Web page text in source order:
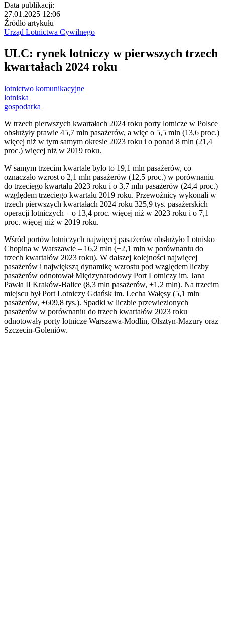
Data publikacji:
27.01.2025 12:06
Źródło artykułu
Urząd Lotnictwa Cywilnego
ULC: rynek lotniczy w pierwszych trzech
kwartałach 2024 roku
lotnictwo komunikacyjne
lotniska
gospodarka
W trzech pierwszych kwartałach 2024 roku porty lotnicze w Polsce
obsłużyły prawie 45,7 mln pasażerów, a więc o 5,5 mln (13,6 proc.)
więcej niż w tym samym okresie 2023 roku i o ponad 8 mln (21,4
proc.) więcej niż w 2019 roku.
W samym trzecim kwartale było to 19,1 mln pasażerów, co
oznaczało wzrost o 2,1 mln pasażerów (12,5 proc.) w porównaniu
do trzeciego kwartału 2023 roku i o 3,7 mln pasażerów (24,4 proc.)
względem trzeciego kwartału 2019 roku. Przewoźnicy wykonali w
trzech pierwszych kwartałach 2024 roku 325,9 tys. pasażerskich
operacji lotniczych – o 13,4 proc. więcej niż w 2023 roku i o 7,1
proc. więcej niż w 2019 roku.
Wśród portów lotniczych najwięcej pasażerów obsłużyło Lotnisko
Chopina w Warszawie – 16,2 mln (+2,1 mln w porównaniu do
trzech kwartałów 2023 roku). W dalszej kolejności najwięcej
pasażerów i największą dynamikę wzrostu pod względem liczby
pasażerów odnotował Międzynarodowy Port Lotniczy im. Jana
Pawła II Kraków-Balice (8,3 mln pasażerów, +1,2 mln). Na trzecim
miejscu był Port Lotniczy Gdańsk im. Lecha Wałęsy (5,1 mln
pasażerów, +609,8 tys.). Spadki w liczbie przewiezionych
pasażerów w porównaniu do trzech kwartałów 2023 roku
odnotowały porty lotnicze Warszawa-Modlin, Olsztyn-Mazury oraz
Szczecin-Goleniów.